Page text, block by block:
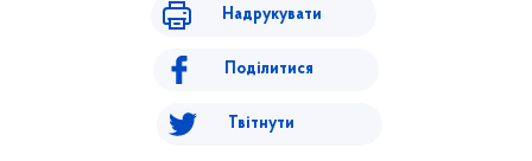
Надрукувати
Поділитися
Твітнути